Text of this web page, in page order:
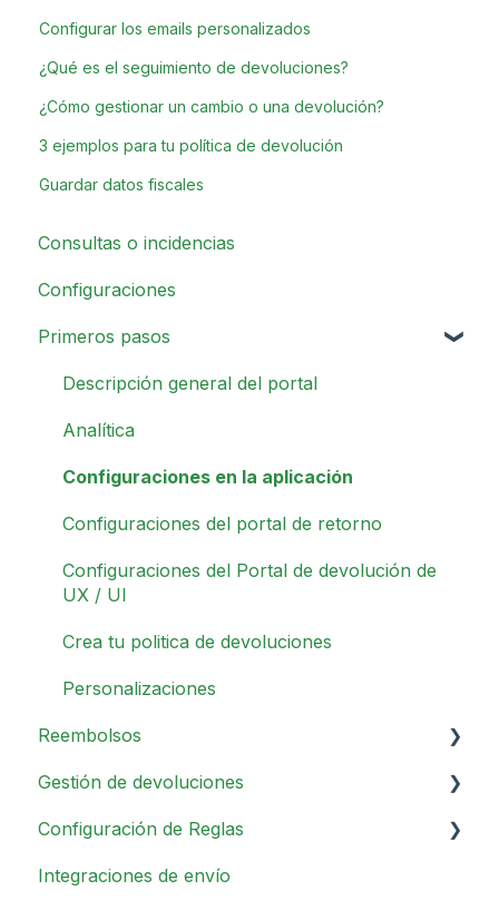
Configurar los emails personalizados
¿Qué es el seguimiento de devoluciones?
¿Cómo gestionar un cambio o una devolución?
3 ejemplos para tu política de devolución
Guardar datos fiscales
Consultas o incidencias
Configuraciones
Primeros pasos
Descripción general del portal
Analítica
Configuraciones en la aplicación
Configuraciones del portal de retorno
Configuraciones del Portal de devolución de
UX / UI
Crea tu politica de devoluciones
Personalizaciones
Reembolsos
Descripción general
Método de Reembolso
Otras configuraciones
Gestión de devoluciones
Operaciones diarias
Métodos de Devolución
Configuración de Reglas
Información general
Integraciones de envío